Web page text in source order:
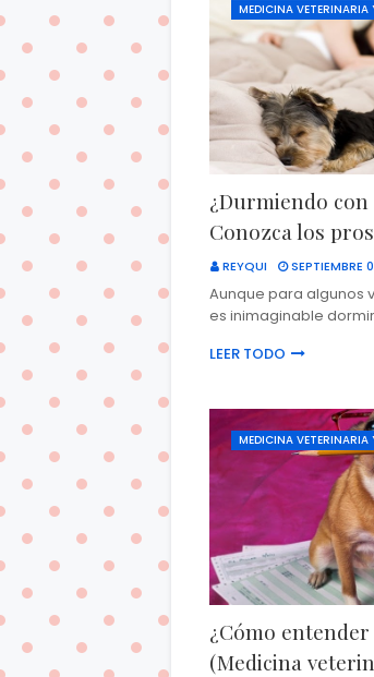
MEDICINA
¿Durmiendo con
Conozca los
REYQUI SEPTIEMBRE
Aunque para algunos
es inimaginable
LEER TODO
MEDICINA
¿Cómo
(Medicina